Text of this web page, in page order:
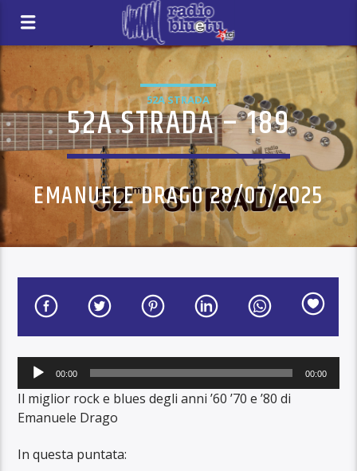
52A STRADA
52A STRADA – 189
EMANUELE DRAGO 28/07/2025
Audio
Player
00:00 00:00
Il miglior rock e blues degli anni ’60 ’70 e ’80 di
Emanuele Drago
In questa puntata: